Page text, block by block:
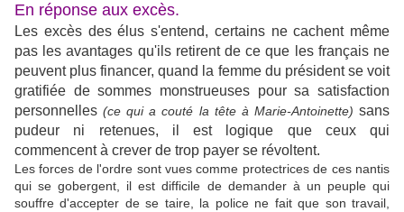
En réponse aux excès.
Les excès des élus s'entend, certains ne cachent même
pas les avantages qu'ils retirent de ce que les français ne
peuvent plus financer, quand la femme du président se voit
gratifiée de sommes monstrueuses pour sa satisfaction
personnelles(ce qui a couté la tête à Marie-Antoinette) sans
pudeur ni retenues, il est logique que ceux qui
commencent à crever de trop payer se révoltent.
Les forces de l'ordre sont vues comme protectrices de ces nantis
qui se gobergent, il est difficile de demander à un peuple qui
souffre d'accepter de se taire, la police ne fait que son travail,